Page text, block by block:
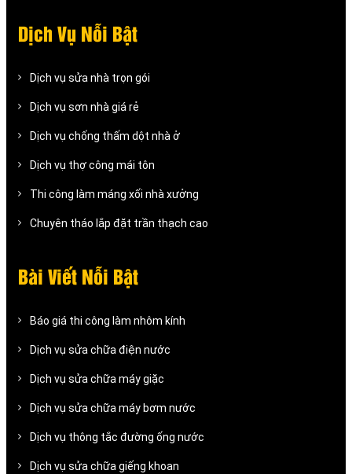
Dịch Vụ Nỗi Bật
Dịch vụ sửa nhà trọn gói
Dịch vụ sơn nhà giá rẻ
Dịch vụ chống thấm dột nhà ở
Dịch vụ thợ công mái tôn
Thi công làm máng xối nhà xưởng
Chuyên tháo lắp đặt trần thạch cao
Bài Viết Nỗi Bật
Báo giá thi công làm nhôm kính
Dịch vụ sửa chữa điện nước
Dịch vụ sửa chữa máy giặc
Dịch vụ sửa chữa máy bơm nước
Dịch vụ thông tắc đường ống nước
Dịch vụ sửa chữa giếng khoan